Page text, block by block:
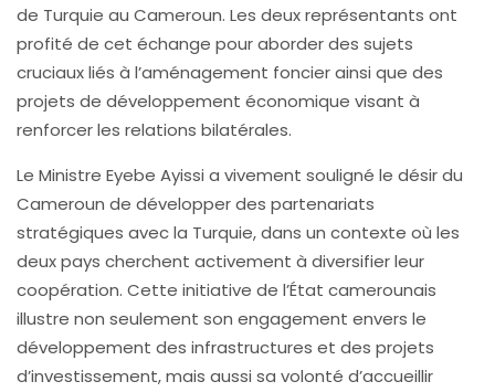
de Turquie au Cameroun. Les deux représentants ont
profité de cet échange pour aborder des sujets
cruciaux liés à l’aménagement foncier ainsi que des
projets de développement économique visant à
renforcer les relations bilatérales.
Le Ministre Eyebe Ayissi a vivement souligné le désir du
Cameroun de développer des partenariats
stratégiques avec la Turquie, dans un contexte où les
deux pays cherchent activement à diversifier leur
coopération. Cette initiative de l’État camerounais
illustre non seulement son engagement envers le
développement des infrastructures et des projets
d’investissement, mais aussi sa volonté d’accueillir